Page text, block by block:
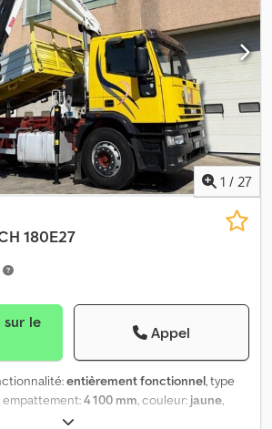
1 / 27
180E27
Appel
entièrement fonctionnel, type
empattement:4 100 mm, couleur: jaune,
cabine courte